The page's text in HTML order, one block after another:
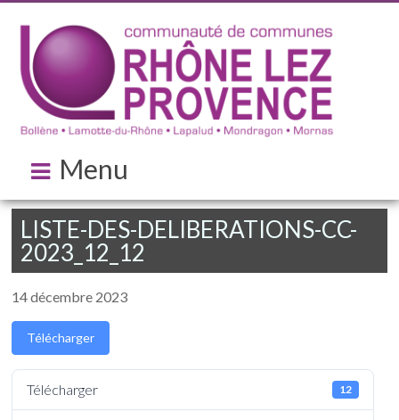
Menu
LISTE-DES-DELIBERATIONS-CC-
2023_12_12
14 décembre 2023
Télécharger
Télécharger 12